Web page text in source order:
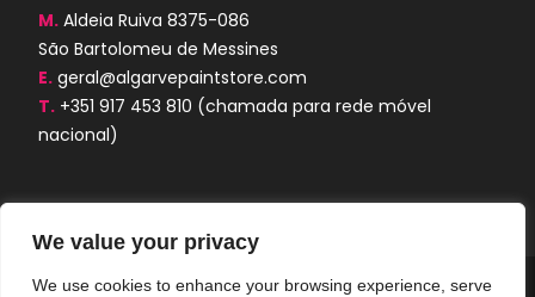
We value your privacy
We use cookies to enhance your browsing experience, serve
M. Aldeia Ruiva 8375-086
São Bartolomeu de Messines
E. geral@algarvepaintstore.com
T. +351 917 453 810 (chamada para rede móvel
nacional)
Algarve Paint Store © 2024. Todos os